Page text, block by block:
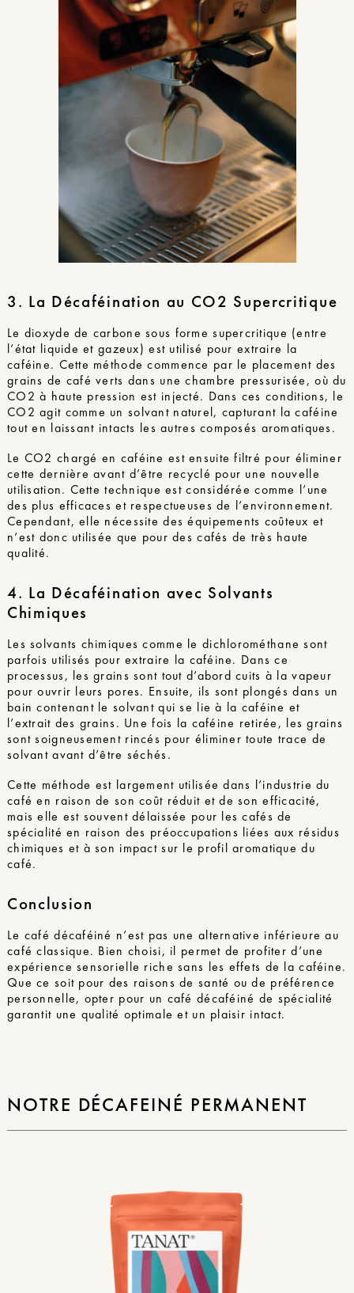
3. La Décaféination au CO2 Supercritique
Le dioxyde de carbone sous forme supercritique (entre
l’état liquide et gazeux) est utilisé pour extraire la
caféine. Cette méthode commence par le placement des
grains de café verts dans une chambre pressurisée, où du
CO2 à haute pression est injecté. Dans ces conditions, le
CO2 agit comme un solvant naturel, capturant la caféine
tout en laissant intacts les autres composés aromatiques.
Le CO2 chargé en caféine est ensuite filtré pour éliminer
cette dernière avant d’être recyclé pour une nouvelle
utilisation. Cette technique est considérée comme l’une
des plus efficaces et respectueuses de l’environnement.
Cependant, elle nécessite des équipements coûteux et
n’est donc utilisée que pour des cafés de très haute
qualité.
4. La Décaféination avec Solvants
Chimiques
Les solvants chimiques comme le dichlorométhane sont
parfois utilisés pour extraire la caféine. Dans ce
processus, les grains sont tout d’abord cuits à la vapeur
pour ouvrir leurs pores. Ensuite, ils sont plongés dans un
bain contenant le solvant qui se lie à la caféine et
l’extrait des grains. Une fois la caféine retirée, les grains
sont soigneusement rincés pour éliminer toute trace de
solvant avant d’être séchés.
Cette méthode est largement utilisée dans l’industrie du
café en raison de son coût réduit et de son efficacité,
mais elle est souvent délaissée pour les cafés de
spécialité en raison des préoccupations liées aux résidus
chimiques et à son impact sur le profil aromatique du
café.
Conclusion
Le café décaféiné n’est pas une alternative inférieure au
café classique. Bien choisi, il permet de profiter d’une
expérience sensorielle riche sans les effets de la caféine.
Que ce soit pour des raisons de santé ou de préférence
personnelle, opter pour un café décaféiné de spécialité
garantit une qualité optimale et un plaisir intact.
NOTRE DÉCAFEINÉ PERMANENT